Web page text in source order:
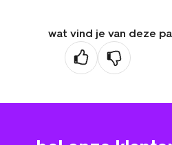
wat vind je van deze